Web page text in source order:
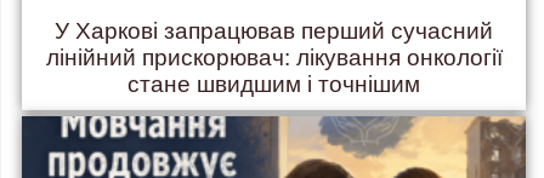
У Харкові запрацював перший сучасний
лінійний прискорювач: лікування онкології
стане швидшим і точнішим